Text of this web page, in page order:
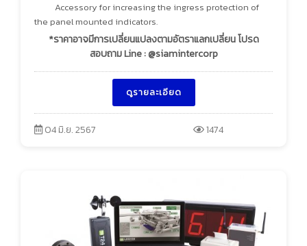
Accessory for increasing the ingress protection of
the panel mounted indicators.
*ราคาอาจมีการเปลี่ยนแปลงตามอัตราแลกเปลี่ยน โปรด
สอบถาม Line : @siamintercorp
ดูรายละเอียด
04 มิ.ย. 2567 1474